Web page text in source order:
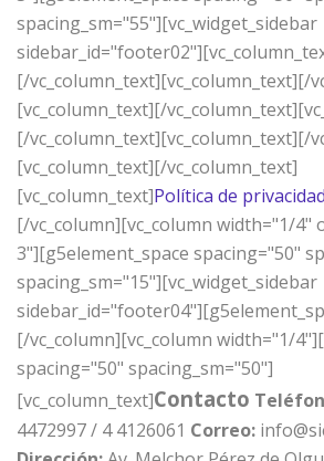
spacing_sm="55"][vc_widget_sidebar
[/vc_column_text][vc_column_text][/
[vc_column_text][/
[/vc_column_text][vc_column_text][/
[vc_column_text][/vc_column_text]
[vc_column_text]Política de privacidad
[/vc_column][vc_column width="1/4"
3"][g5element_space spacing="50"
spacing_sm="15"][vc_widget_sidebar
[/vc_column][vc_column width="1/
spacing="50" spacing_sm="50"]
[vc_column_text]Contacto
4472997 / 4 4126061 Correo: